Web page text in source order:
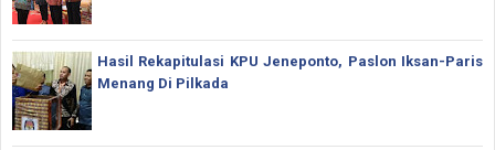
Hasil Rekapitulasi KPU Jeneponto, Paslon Iksan-Paris
Menang Di Pilkada